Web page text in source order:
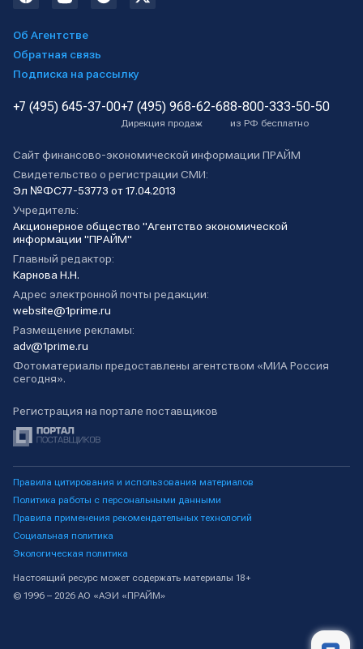
Об Агентстве
Обратная связь
Подписка на рассылку
+7 (495) 645-37-00+7 (495) 968-62-68
Дирекция продаж
8-800-333-50-50
из РФ бесплатно
Сайт финансово-экономической информации ПРАЙМ
Свидетельство о регистрации СМИ:
Эл №ФС77-53773 от 17.04.2013
Учредитель:
Акционерное общество "Агентство экономической
информации "ПРАЙМ"
Главный редактор:
Карнова Н.Н.
Адрес электронной почты редакции:
website@1prime.ru
Размещение рекламы:
adv@1prime.ru
Фотоматериалы предоставлены агентством «МИА Россия
сегодня».
Регистрация на портале поставщиков
Правила цитирования и использования материалов
Политика работы с персональными данными
Правила применения рекомендательных технологий
Социальная политика
Экологическая политика
Настоящий ресурс может содержать материалы 18+
© 1996 – 2026 АО «АЭИ «ПРАЙМ»